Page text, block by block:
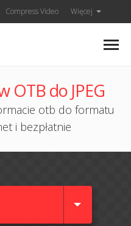
Compress Video Więcej
OTB do JPEG
otb do formatu
i bezpłatnie